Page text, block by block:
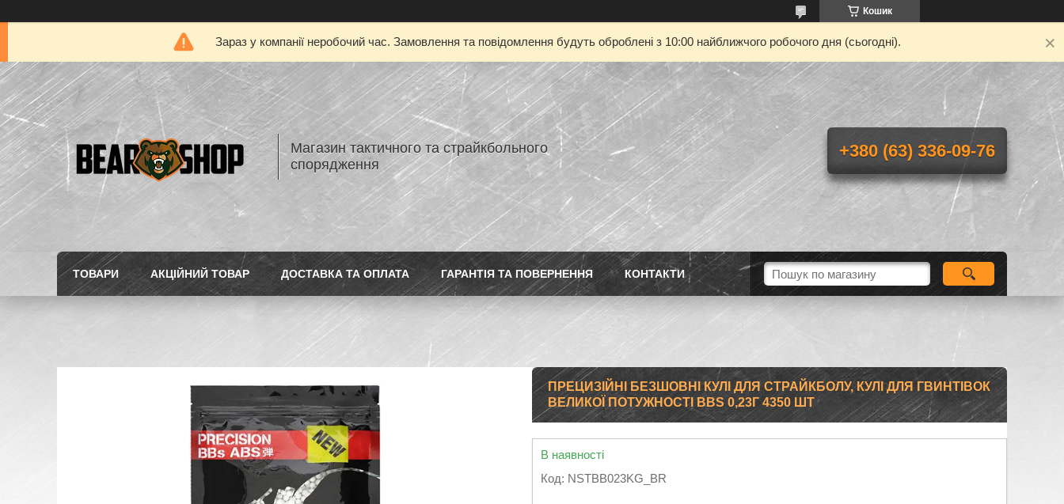
Кошик
Зараз у компанії неробочий час. Замовлення та повідомлення будуть оброблені з 10:00 найближчого робочого дня (сьогодні).
Магазин тактичного та страйкбольного
спорядження
+380 (63) 336-09-76
ТОВАРИ АКЦІЙНИЙ ТОВАР ДОСТАВКА ТА ОПЛАТА ГАРАНТІЯ ТА ПОВЕРНЕННЯ КОНТАКТИ
ПРЕЦИЗІЙНІ БЕЗШОВНІ КУЛІ ДЛЯ СТРАЙКБОЛУ, КУЛІ ДЛЯ ГВИНТІВОК
ВЕЛИКОЇ ПОТУЖНОСТІ BBS 0,23Г 4350 ШТ
В наявності
Код: NSTBB023KG_BR